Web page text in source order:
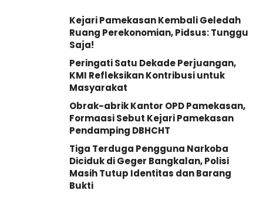
Kejari Pamekasan Kembali Geledah
Ruang Perekonomian, Pidsus: Tunggu
Saja!
Peringati Satu Dekade Perjuangan,
KMI Refleksikan Kontribusi untuk
Masyarakat
Obrak-abrik Kantor OPD Pamekasan,
Formaasi Sebut Kejari Pamekasan
Pendamping DBHCHT
Tiga Terduga Pengguna Narkoba
Diciduk di Geger Bangkalan, Polisi
Masih Tutup Identitas dan Barang
Bukti